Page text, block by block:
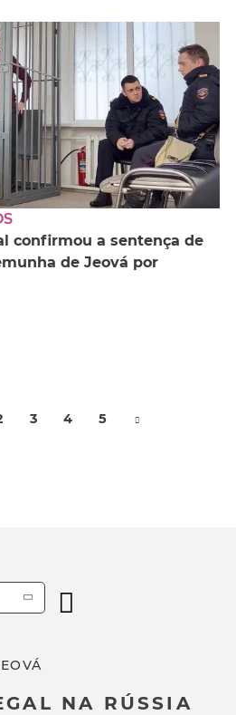
confirmou a sentença de
de Jeová por
3 4 5
NA RÚSSIA